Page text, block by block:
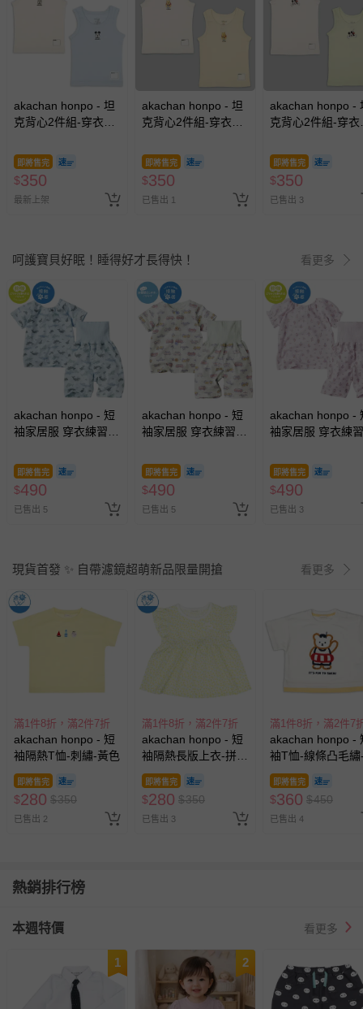
akachan honpo - 坦
克背心2件組-穿衣練
即將售完
$350
最新上架
akachan honpo - 坦
克背心2件組-穿衣練
即將售完
$350
已售出 1
akachan honpo -
克背心2件組-穿衣
即將售完
$350
已售出 3
呵護寶貝好眠！睡得好才長得快！ 看更多
akachan honpo - 短
袖家居服 穿衣練習-
即將售完
$490
已售出 5
akachan honpo - 短
袖家居服 穿衣練習-
色
即將售完
$490
已售出 5
akachan honpo -
袖家居服 穿衣練
即將售完
$490
已售出 3
現貨首發 ✨ 自帶濾鏡超萌新品限量開搶 看更多
滿1件8折，滿2件7折
akachan honpo - 短
袖隔熱T恤-刺繡-黃色
即將售完
$280 $350
已售出 2
滿1件8折，滿2件7折
akachan honpo - 短
袖隔熱長版上衣-拼
接-黃色
即將售完
$280 $350
已售出 3
滿1件8折，滿2件7
akachan honpo -
袖T恤-線條凸毛繡
白色
即將售完
$360 $450
已售出 4
熱銷排行榜
本週特價 看更多
1 2